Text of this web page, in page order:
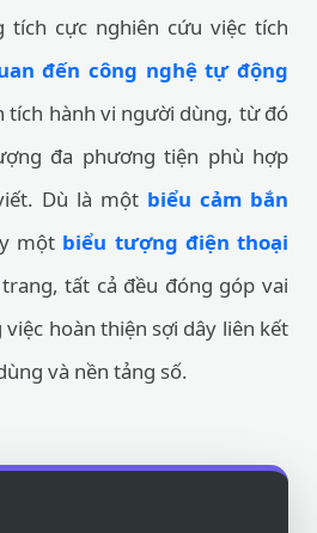
tích cực nghiên cứu việc tích
đến công nghệ tự động
tích hành vi người dùng, từ đó
đa phương tiện phù hợp
Dù là một biểu cảm bắn
một biểu tượng điện thoại
tất cả đều đóng góp vai
hoàn thiện sợi dây liên kết
và nền tảng số.